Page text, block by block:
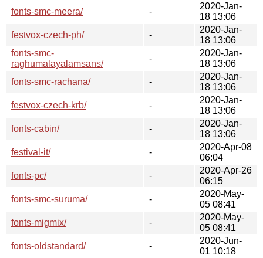
fonts-smc-meera/
-
2020-Jan-
18 13:06
festvox-czech-ph/
-
2020-Jan-
18 13:06
fonts-smc-
raghumalayalamsans/
-
2020-Jan-
18 13:06
fonts-smc-rachana/
-
2020-Jan-
18 13:06
festvox-czech-krb/
-
2020-Jan-
18 13:06
fonts-cabin/
-
2020-Jan-
18 13:06
festival-it/
-
2020-Apr-08
06:04
fonts-pc/
-
2020-Apr-26
06:15
fonts-smc-suruma/
-
2020-May-
05 08:41
fonts-migmix/
-
2020-May-
05 08:41
fonts-oldstandard/
-
2020-Jun-
01 10:18